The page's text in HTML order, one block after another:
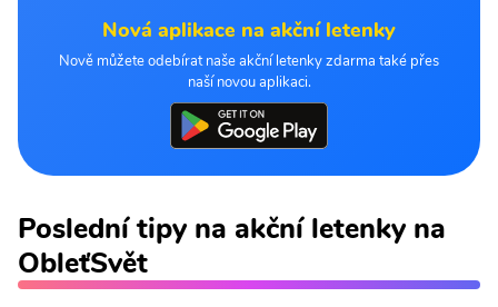
Nová aplikace na akční letenky
Nově můžete odebírat naše akční letenky zdarma také přes
naší novou aplikaci.
Poslední tipy na akční letenky na
ObleťSvět